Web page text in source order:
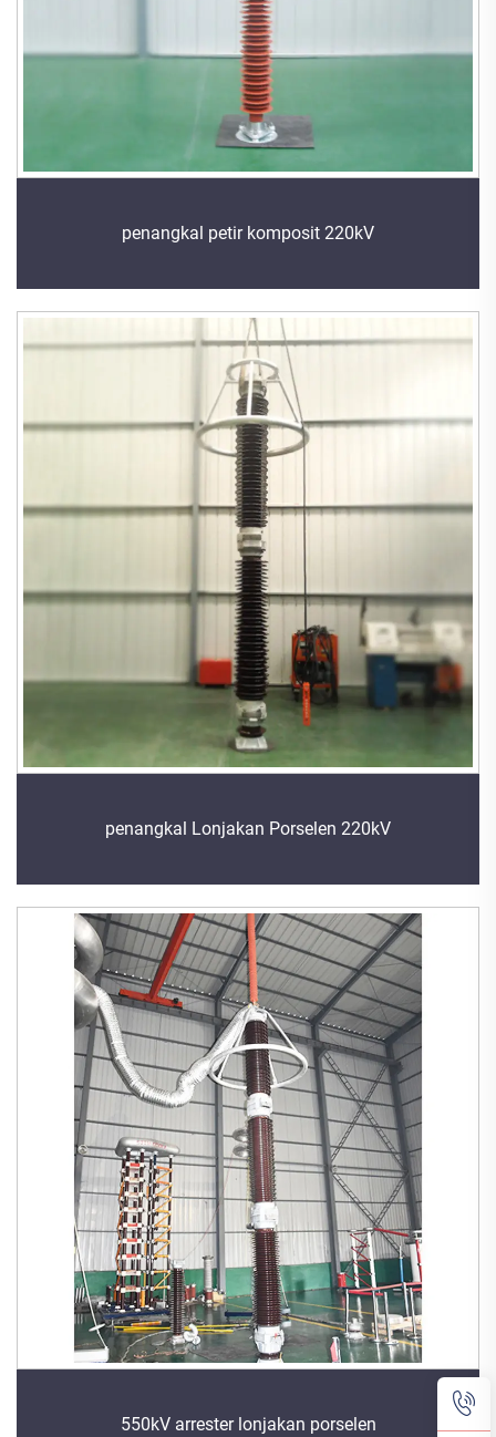
penangkal petir komposit 220kV
penangkal Lonjakan Porselen 220kV
550kV arrester lonjakan porselen